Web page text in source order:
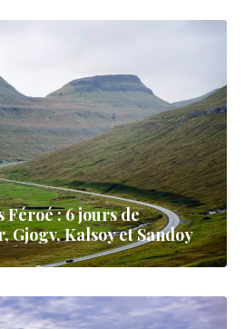
Féroé : 6 jours de
Gjogv, Kalsoy et Sandoy